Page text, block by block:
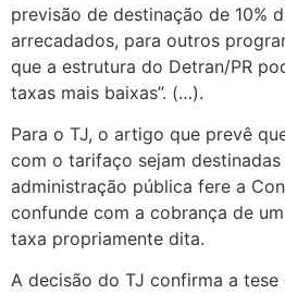
previsão de destinação de 10%
arrecadados, para outros
que a estrutura do Detran/PR
taxas mais baixas”. (…).
Para o TJ, o artigo que prevê
com o tarifaço sejam
administração pública fere a
confunde com a cobrança de
taxa propriamente dita.
A decisão do TJ confirma a tese